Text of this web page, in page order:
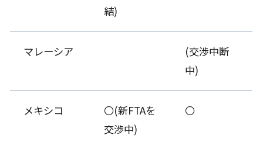
結)
マレーシア
(交渉中断
中)
メキシコ
〇(新FTAを
交渉中)
〇